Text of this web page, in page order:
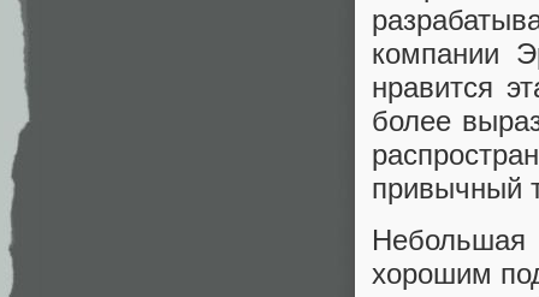
компании
нравится
более
Небольшая
хорошим